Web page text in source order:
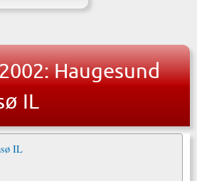
Haugesund
IL
IL